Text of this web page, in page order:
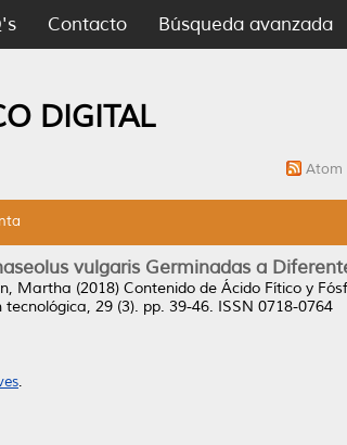
Contacto Búsqueda avanzada
DIGITAL
Atom
vulgaris Germinadas a
Martha (2018) Contenido de Ácido Fítico y
tecnológica, 29 (3). pp. 39-46. ISSN 0718-0764
.